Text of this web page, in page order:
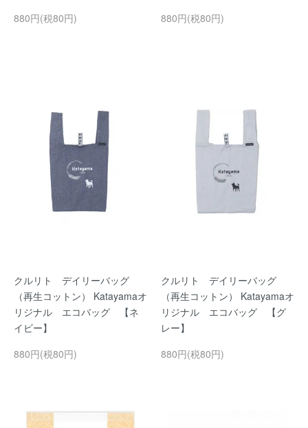
880円(税80円)
880円(税80円)
クルリト デイリーバッグ
（再生コットン） Katayamaオ
リジナル エコバッグ 【ネ
イビー】
880円(税80円)
クルリト デイリーバッグ
（再生コットン） Katayamaオ
リジナル エコバッグ 【グ
レー】
880円(税80円)